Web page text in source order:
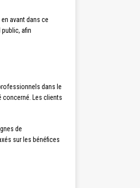
avant dans ce
afin
dans le
concerné. Les clients
de
sur les bénéfices